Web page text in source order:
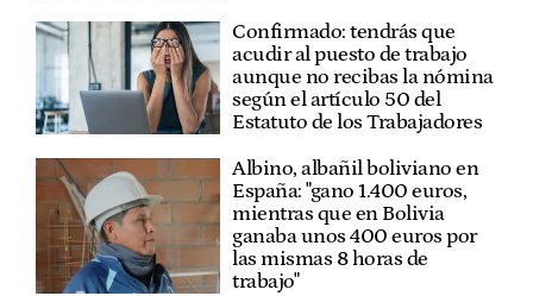
Confirmado: tendrás que
acudir al puesto de trabajo
aunque no recibas la nómina
según el artículo 50 del
Estatuto de los Trabajadores
Albino, albañil boliviano en
España: "gano 1.400 euros,
mientras que en Bolivia
ganaba unos 400 euros por
las mismas 8 horas de
trabajo"